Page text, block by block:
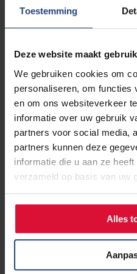
Toestemming
Deze website maakt
We gebruiken cookies om
personaliseren, om functies
en om ons websiteverkeer
informatie over uw gebruik
partners voor social media,
partners kunnen deze
informatie die u aan ze
verzameld op basis van uw
Alles
want iedereen met longen
“Ik wil – net zoals alle
geven. Zodat in de
longkanker kunnen
wordt bestreden. Ik wil
impact kanker heeft op
Oproep op Facebook
Op 2 november plaatst
waarin hij aandacht vraagt
bekendheid wil voor deze
vraagt iedereen om zijn
massaal, de oproep wordt